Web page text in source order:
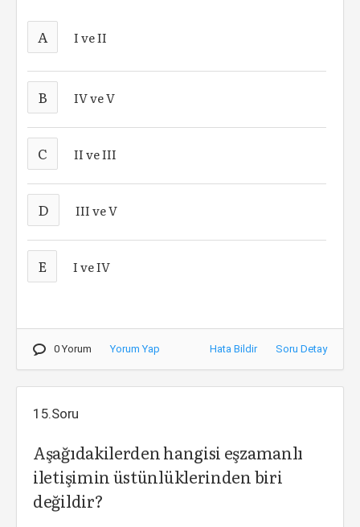
A I ve II
B IV ve V
C II ve III
D III ve V
E I ve IV
0 Yorum Yorum Yap Hata Bildir Soru Detay
15.Soru
Aşağıdakilerden hangisi eşzamanlı
iletişimin üstünlüklerinden biri
değildir?